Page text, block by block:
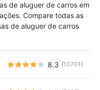
de aluguer de carros em
Compare todas as
de aluguer de carros
8.3 (10701)